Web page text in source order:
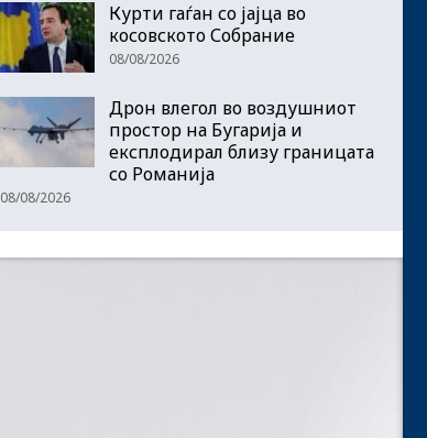
Курти гаѓан со јајца во
косовското Собрание
08/08/2026
Дрон влегол во воздушниот
простор на Бугарија и
експлодирал близу границата
со Романија
08/08/2026